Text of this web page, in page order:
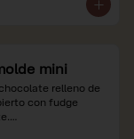
mini
relleno de
con fudge